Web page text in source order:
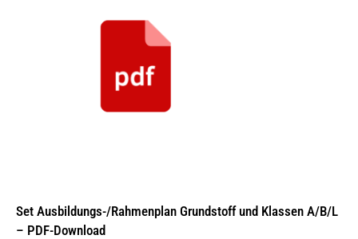
Set Ausbildungs-/Rahmenplan Grundstoff und Klassen A/B/L
– PDF-Download